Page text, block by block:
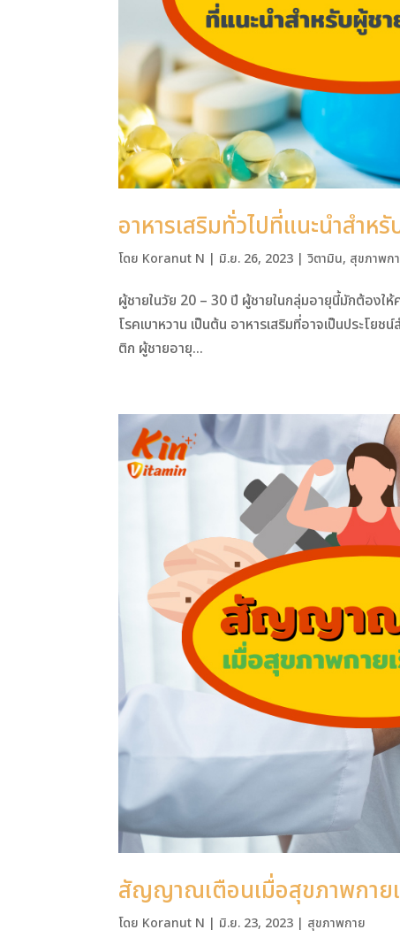
อาหารเสริมทั่วไปที่แนะนำสำห
โดย Koranut N | มิ.ย. 26, 2023 |วิตามิน, สุขภาพก
ผู้ชายในวัย 20 – 30 ปี ผู้ชายในกลุ่มอายุนี้มักต้องใ
โรคเบาหวาน เป็นต้น อาหารเสริมที่อาจเป็นประโย
ติก ผู้ชายอายุ...
สัญญาณเตือนเมื่อสุขภาพกาย
โดย Koranut N | มิ.ย. 23, 2023 | สุขภาพกาย